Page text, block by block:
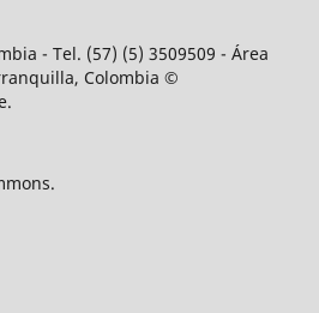
- Tel. (57) (5) 3509509 - Área
Colombia ©